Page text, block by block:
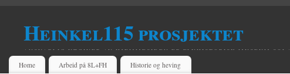
Heinkel115 prosjektet
ANSVARLIG UTGIVER AV HJEMMESIDEN ER FLYHISTORISK MUSEUM SOLA
Home Arbeid på 8L+FH Historie og heving